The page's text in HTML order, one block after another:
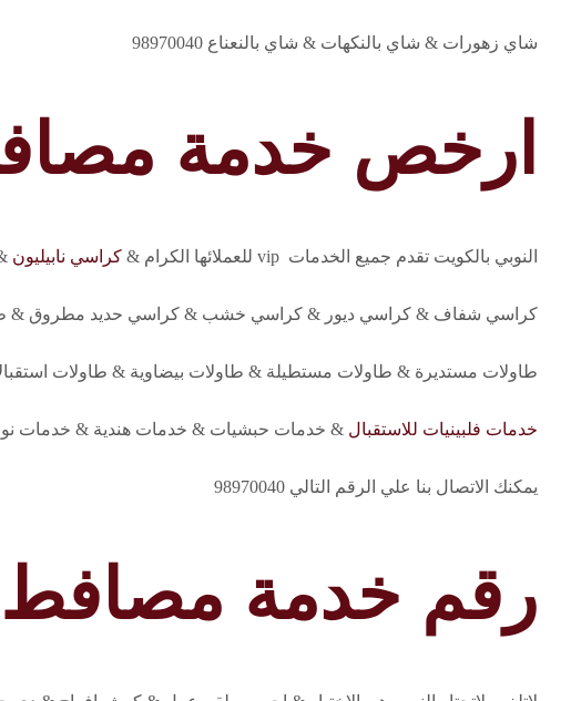
شاي زهورات & شاي بالنكهات & شاي بالنعناع 98970040
ارخص خدمة
النوبي بالكويت تقدم جميع الخدمات vip للعملائها الكرام & كراسي نابيليون
كراسي شفاف & كراسي ديور & كراسي خشب & كراسي حديد مطروق &
طاولات مستديرة & طاولات مستطيلة & طاولات بيضاوية & طاولات
خدمات فلبينيات للاستقبال & خدمات حبشيات & خدمات هندية & خدمات
يمكنك الاتصال بنا علي الرقم التالي 98970040
رقم خدمة مصافط